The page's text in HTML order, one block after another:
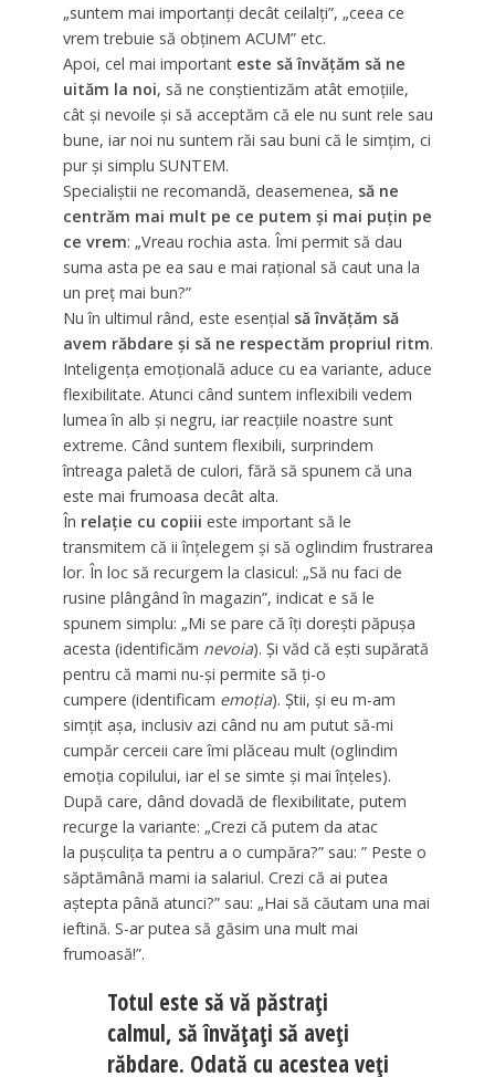
„suntem mai importanţi decât ceilalţi”, „ceea ce
vrem trebuie să obţinem ACUM” etc.
Apoi, cel mai important este să învăţăm să ne
uităm la noi, să ne conștientizăm atât emoțiile,
cât și nevoile şi să acceptăm că ele nu sunt rele sau
bune, iar noi nu suntem răi sau buni că le simţim, ci
pur şi simplu SUNTEM.
Specialiștii ne recomandă, deasemenea, să ne
centrăm mai mult pe ce putem şi mai puţin pe
ce vrem: „Vreau rochia asta. Îmi permit să dau
suma asta pe ea sau e mai raţional să caut una la
un preţ mai bun?”
Nu în ultimul rând, este esențial să învățăm să
avem răbdare și să ne respectăm propriul ritm.
Inteligenţa emoţională aduce cu ea variante, aduce
flexibilitate. Atunci când suntem inflexibili vedem
lumea în alb şi negru, iar reacţiile noastre sunt
extreme. Când suntem flexibili, surprindem
întreaga paletă de culori, fără să spunem că una
este mai frumoasa decât alta.
În relaţie cu copiii este important să le
transmitem că ii înţelegem şi să oglindim frustrarea
lor. În loc să recurgem la clasicul: „Să nu faci de
rusine plângând în magazin”, indicat e să le
spunem simplu: „Mi se pare că îţi doreşti păpușa
acesta (identificăm nevoia). Și văd că ești supărată
pentru că mami nu-și permite să ți-o
cumpere (identificam emoţia). Ştii, și eu m-am
simţit aşa, inclusiv azi când nu am putut să-mi
cumpăr cerceii care îmi plăceau mult (oglindim
emoţia copilului, iar el se simte şi mai înţeles).
După care, dând dovadă de flexibilitate, putem
recurge la variante: „Crezi că putem da atac
la puşculiţa ta pentru a o cumpăra?” sau: ” Peste o
săptămână mami ia salariul. Crezi că ai putea
aștepta până atunci?” sau: „Hai să căutam una mai
ieftină. S-ar putea să găsim una mult mai
frumoasă!”.
Totul este să vă păstrați
calmul, să învățați să aveți
răbdare. Odată cu acestea veți